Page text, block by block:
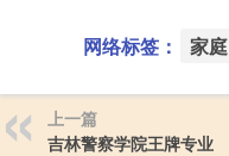
网络标签： 家庭
上一篇
吉林警察学院王牌专业